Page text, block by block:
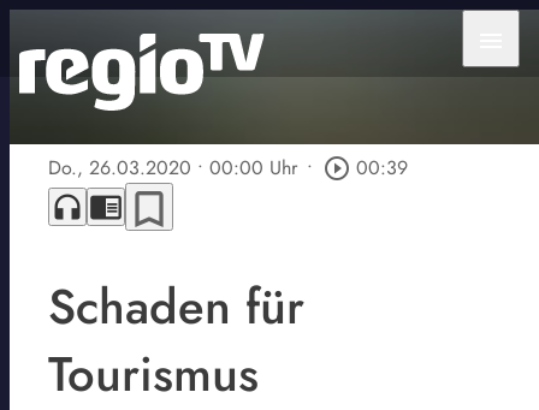
Do., 26.03.2020 • 00:00 Uhr • play_circle_outline 00:39
headphones chrome_reader_mode bookmark_border
Schaden für
Tourismus